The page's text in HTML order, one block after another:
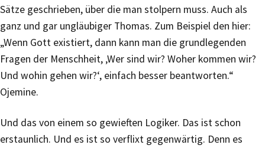
Sätze geschrieben, über die man stolpern muss. Auch als
ganz und gar ungläubiger Thomas. Zum Beispiel den hier:
„Wenn Gott existiert, dann kann man die grundlegenden
Fragen der Menschheit, ‚Wer sind wir? Woher kommen wir?
Und wohin gehen wir?‘, einfach besser beantworten.“
Ojemine.
Und das von einem so gewieften Logiker. Das ist schon
erstaunlich. Und es ist so verflixt gegenwärtig. Denn es